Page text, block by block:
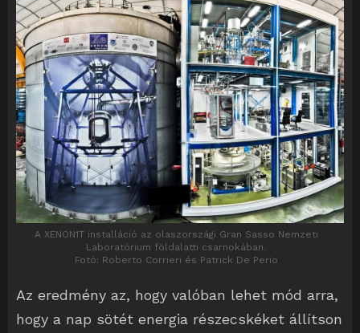
A XENON1T installáció az olaszországi Gran Sasso Nemzeti
Laboratórium földalatti csarnokában.
Fotó: Roberto Corrieri és Patrick De Perio
Az eredmény az, hogy valóban lehet mód arra,
hogy a nap sötét energia részecskéket állítson